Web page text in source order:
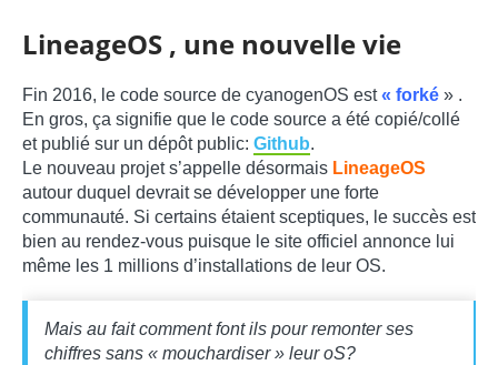
LineageOS , une nouvelle vie
Fin 2016, le code source de cyanogenOS est« forké » .
En gros, ça signifie que le code source a été copié/collé
et publié sur un dépôt public: Github.
Le nouveau projet s’appelle désormais LineageOS
autour duquel devrait se développer une forte
communauté. Si certains étaient sceptiques, le succès est
bien au rendez-vous puisque le site officiel annonce lui
même les 1 millions d’installations de leur OS.
Mais au fait comment font ils pour remonter ses
chiffres sans « mouchardiser » leur oS?